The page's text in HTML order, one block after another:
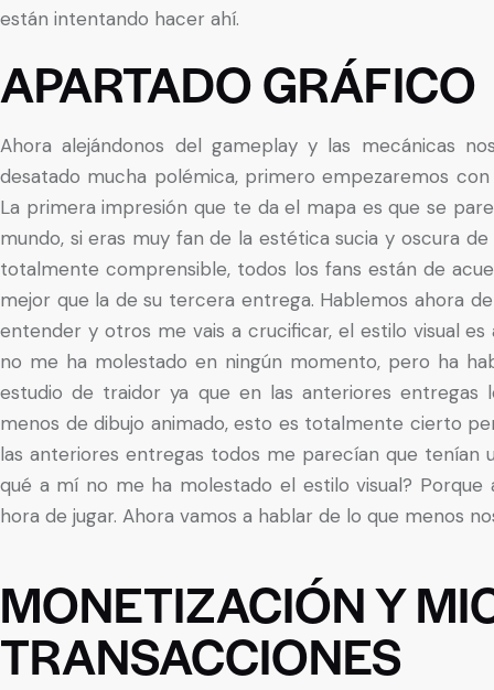
están intentando hacer ahí.
APARTADO GRÁFICO
Ahora alejándonos del gameplay y las mecánicas
desatado mucha polémica, primero empezaremos
La primera impresión que te da el mapa es que se
mundo, si eras muy fan de la estética sucia y oscura
totalmente comprensible, todos los fans están de
mejor que la de su tercera entrega. Hablemos ahora
entender y otros me vais a crucificar, el estilo visual
no me ha molestado en ningún momento, pero ha
estudio de traidor ya que en las anteriores entregas
menos de dibujo animado, esto es totalmente cierto
las anteriores entregas todos me parecían que tenían
qué a mí no me ha molestado el estilo visual?
hora de jugar. Ahora vamos a hablar de lo que menos
MONETIZACIÓN Y
TRANSACCIONES